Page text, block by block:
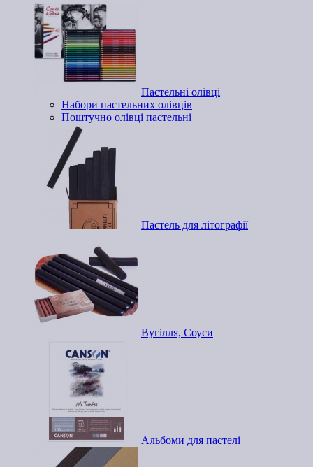
Пастельні олівці
Набори пастельних олівців
Поштучно олівці пастельні
Пастель для літографії
Вугілля, Соуси
Альбоми для пастелі